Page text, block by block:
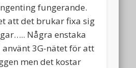
fungerande.
att det brukar fixa sig
Några enstaka
använt 3G-nätet för att
men det kostar